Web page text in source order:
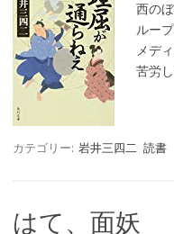
西の
ルー
メデ
苦労
カテゴリー: 岩井三四二 読書
はて、面妖